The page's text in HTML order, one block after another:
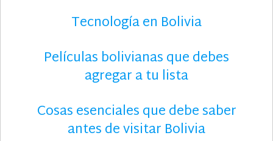
Tecnología en Bolivia
Películas bolivianas que debes
agregar a tu lista
Cosas esenciales que debe saber
antes de visitar Bolivia